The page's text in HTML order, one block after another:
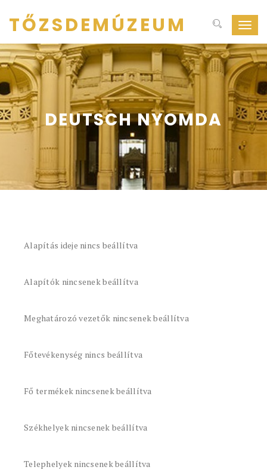
ki-
be
TŐZSDEMÚZEUM
DEUTSCH NYOMDA
Alapítás ideje nincs beállítva
Alapítók nincsenek beállítva
Meghatározó vezetők nincsenek beállítva
Főtevékenység nincs beállítva
Fő termékek nincsenek beállítva
Székhelyek nincsenek beállítva
Telephelyek nincsenek beállítva